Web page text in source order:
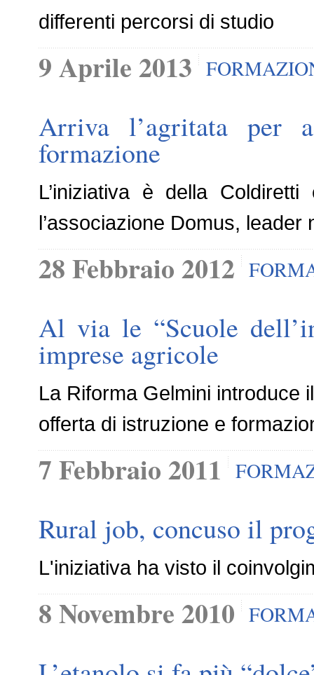
differenti percorsi di studio
9 Aprile 2013
Arriva l’agritata per
formazione
L’iniziativa è della
l’associazione Domus,
28 Febbraio 2012
Al via le “Scuole
imprese agricole
La Riforma Gelmini introduce
offerta di istruzione e
7 Febbraio 2011
Rural job, concuso il
L'iniziativa ha visto il
8 Novembre 2010